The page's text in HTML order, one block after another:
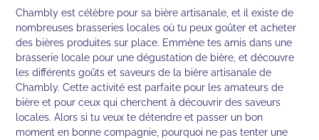
Chambly est célèbre pour sa bière artisanale, et il existe de
nombreuses brasseries locales où tu peux goûter et acheter
des bières produites sur place. Emmène tes amis dans une
brasserie locale pour une dégustation de bière, et découvre
les différents goûts et saveurs de la bière artisanale de
Chambly. Cette activité est parfaite pour les amateurs de
bière et pour ceux qui cherchent à découvrir des saveurs
locales. Alors si tu veux te détendre et passer un bon
moment en bonne compagnie, pourquoi ne pas tenter une